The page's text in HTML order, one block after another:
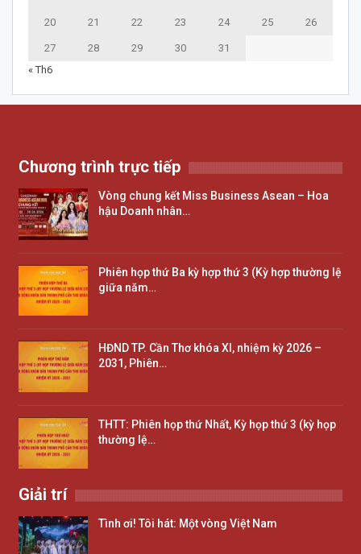
20 21 22 23 24 25 26
27 28 29 30
31
« Th6
Chương trình trực tiếp
Vòng chung kết Miss Business Asean – Hoa
hậu Doanh nhân…
Phiên họp thứ Ba kỳ hợp thứ 3 (Kỳ hợp thường lệ
giữa năm…
HĐND TP. Cần Thơ khóa XI, nhiệm kỳ 2026 –
2031, Phiên…
THTT: Phiên họp thứ Nhất, Kỳ họp thứ 3 (kỳ họp
thường lệ…
Giải trí
Tình ơi! Tôi hát: Một vòng Việt Nam